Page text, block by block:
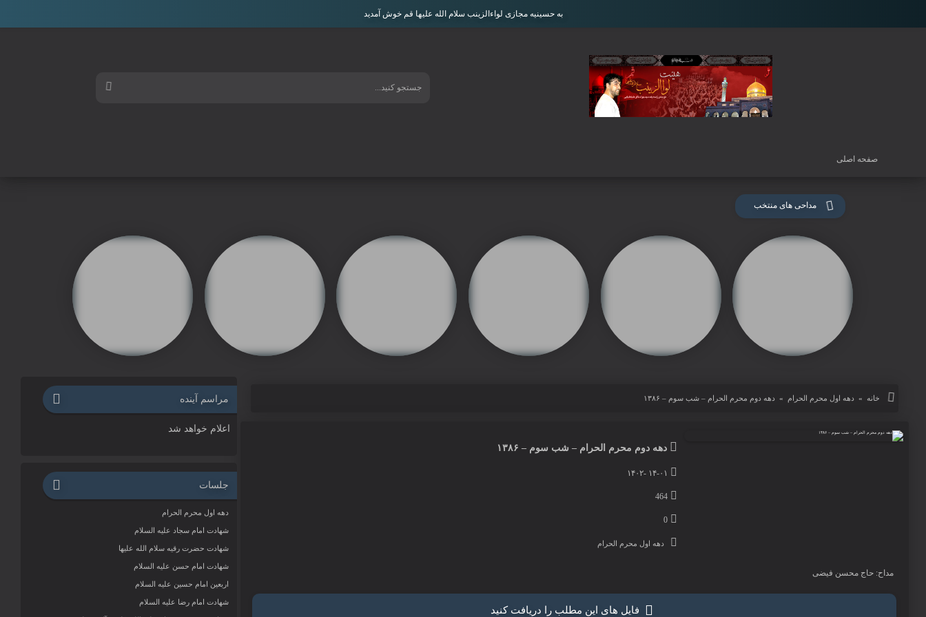
به حسینیه مجازی لواءالزینب سلام الله علیها قم خوش آمدید
صفحه اصلی
مداحی های منتخب
دهه دوم محرم الحرام – شب سوم – ۱۳۸۶
خانه »دهه اول محرم الحرام »دهه دوم محرم الحرام – شب سوم – ۱۳۸۶
post area
دهه دوم محرم الحرام – شب سوم – ۱۳۸۶
۱۴-۰۱ -۱۴۰۲
464
0
دهه اول محرم الحرام
مداح: حاج محسن فیضی
فایل های این مطلب را دریافت کنید
مراسم آینده
اعلام خواهد شد
جلسات
دهه اول محرم الحرام
شهادت امام سجاد علیه السلام
شهادت حضرت رقیه سلام الله علیها
شهادت امام حسن علیه السلام
اربعین امام حسین علیه السلام
شهادت امام رضا علیه السلام